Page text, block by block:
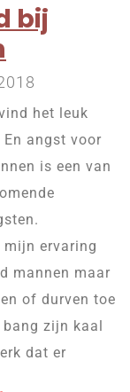
bij
het leuk
angst voor
is een van
ervaring
mannen maar
of durven toe
zijn kaal
dat er